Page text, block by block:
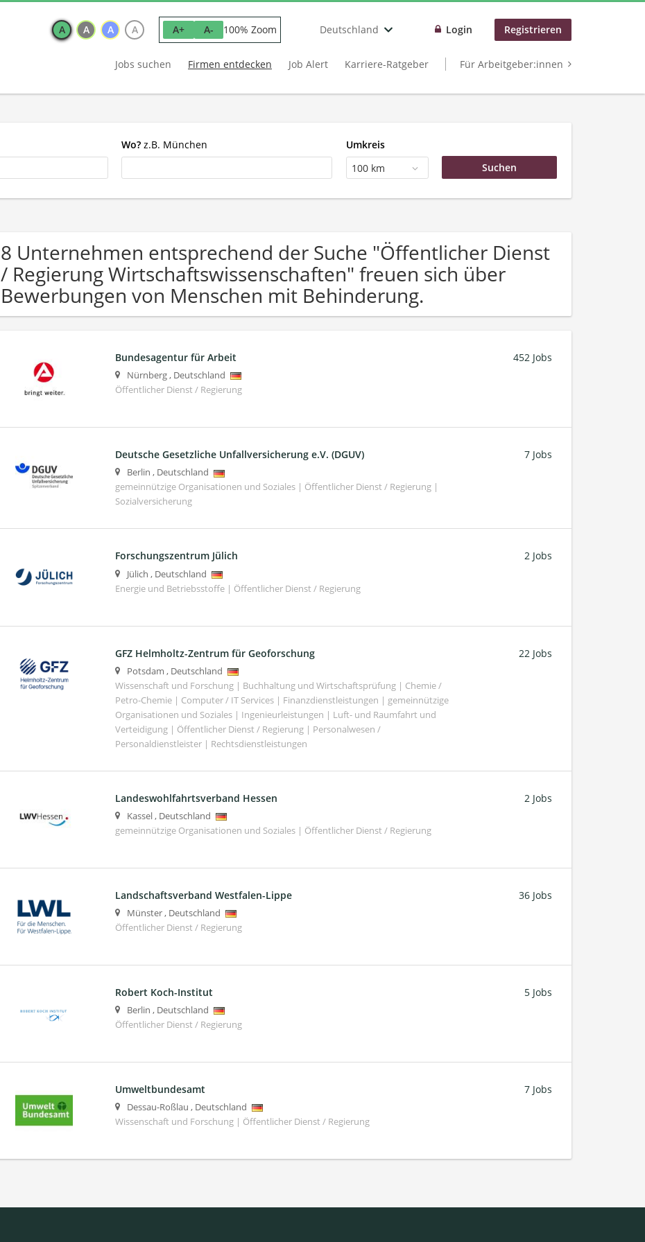
A A A A A+ A- 100% Zoom Deutschland Login Registrieren
Jobs suchen Firmen entdecken Job Alert Karriere-Ratgeber Für Arbeitgeber:innen
Wo? z.B. München
Umkreis
100 km
8 Unternehmen entsprechend der Suche "Öffentlicher Dienst
/ Regierung Wirtschaftswissenschaften" freuen sich über
Bewerbungen von Menschen mit Behinderung.
Bundesagentur für Arbeit
Nürnberg, Deutschland
Öffentlicher Dienst / Regierung
452 Jobs
Deutsche Gesetzliche Unfallversicherung e.V. (DGUV)
Berlin , Deutschland
gemeinnützige Organisationen und Soziales | Öffentlicher Dienst / Regierung |
Sozialversicherung
7 Jobs
Forschungszentrum Jülich
Jülich , Deutschland
Energie und Betriebsstoffe | Öffentlicher Dienst / Regierung
2 Jobs
GFZ Helmholtz-Zentrum für Geoforschung
Potsdam , Deutschland
Wissenschaft und Forschung | Buchhaltung und Wirtschaftsprüfung | Chemie /
Petro-Chemie | Computer / IT Services | Finanzdienstleistungen | gemeinnützige
Organisationen und Soziales | Ingenieurleistungen | Luft- und Raumfahrt und
Verteidigung | Öffentlicher Dienst / Regierung | Personalwesen /
Personaldienstleister | Rechtsdienstleistungen
22 Jobs
Landeswohlfahrtsverband Hessen
Kassel, Deutschland
gemeinnützige Organisationen und Soziales | Öffentlicher Dienst / Regierung
2 Jobs
Landschaftsverband Westfalen-Lippe
Münster, Deutschland
Öffentlicher Dienst / Regierung
36 Jobs
Robert Koch-Institut
Berlin , Deutschland
Öffentlicher Dienst / Regierung
5 Jobs
Umweltbundesamt
Dessau-Roßlau , Deutschland
Wissenschaft und Forschung | Öffentlicher Dienst / Regierung
7 Jobs